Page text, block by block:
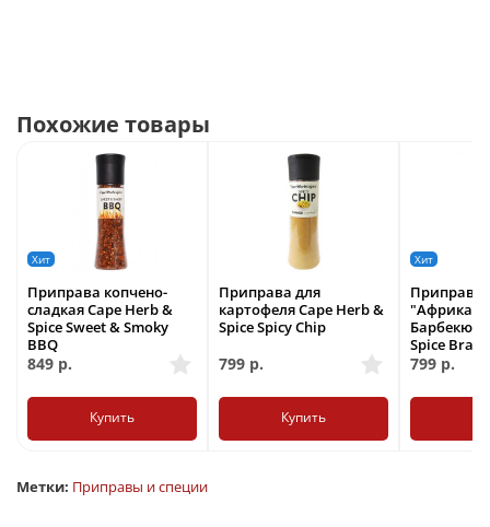
Похожие товары
Хит
Приправа копчено-
сладкая Cape Herb &
Spice Sweet & Smoky
BBQ
849 р.
Купить
Приправа для
картофеля Cape Herb &
Spice Spicy Chip
799 р.
Купить
Хит
Приправа
Барбекю"
Spice Braai
799 р.
Метки: Приправы и специи